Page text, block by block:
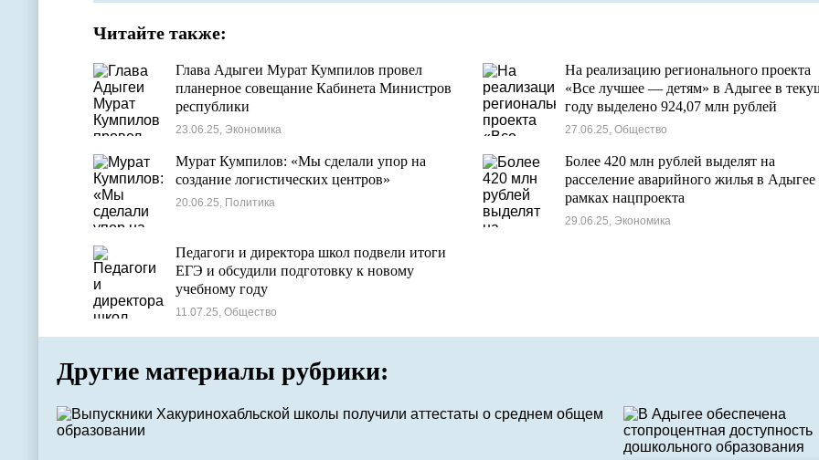
Читайте также:
Глава Адыгеи Мурат Кумпилов провел
планерное совещание Кабинета Министров
республики
23.06.25, Экономика
На реализацию регионального проекта
«Все лучшее — детям» в Адыгее в
году выделено 924,07 млн рублей
27.06.25, Общество
Мурат Кумпилов: «Мы сделали упор на
создание логистических центров»
20.06.25, Политика
Более 420 млн рублей выделят на
расселение аварийного жилья в Адыгее
рамках нацпроекта
29.06.25, Экономика
Педагоги и директора школ подвели итоги
ЕГЭ и обсудили подготовку к новому
учебному году
11.07.25, Общество
Другие материалы рубрики: